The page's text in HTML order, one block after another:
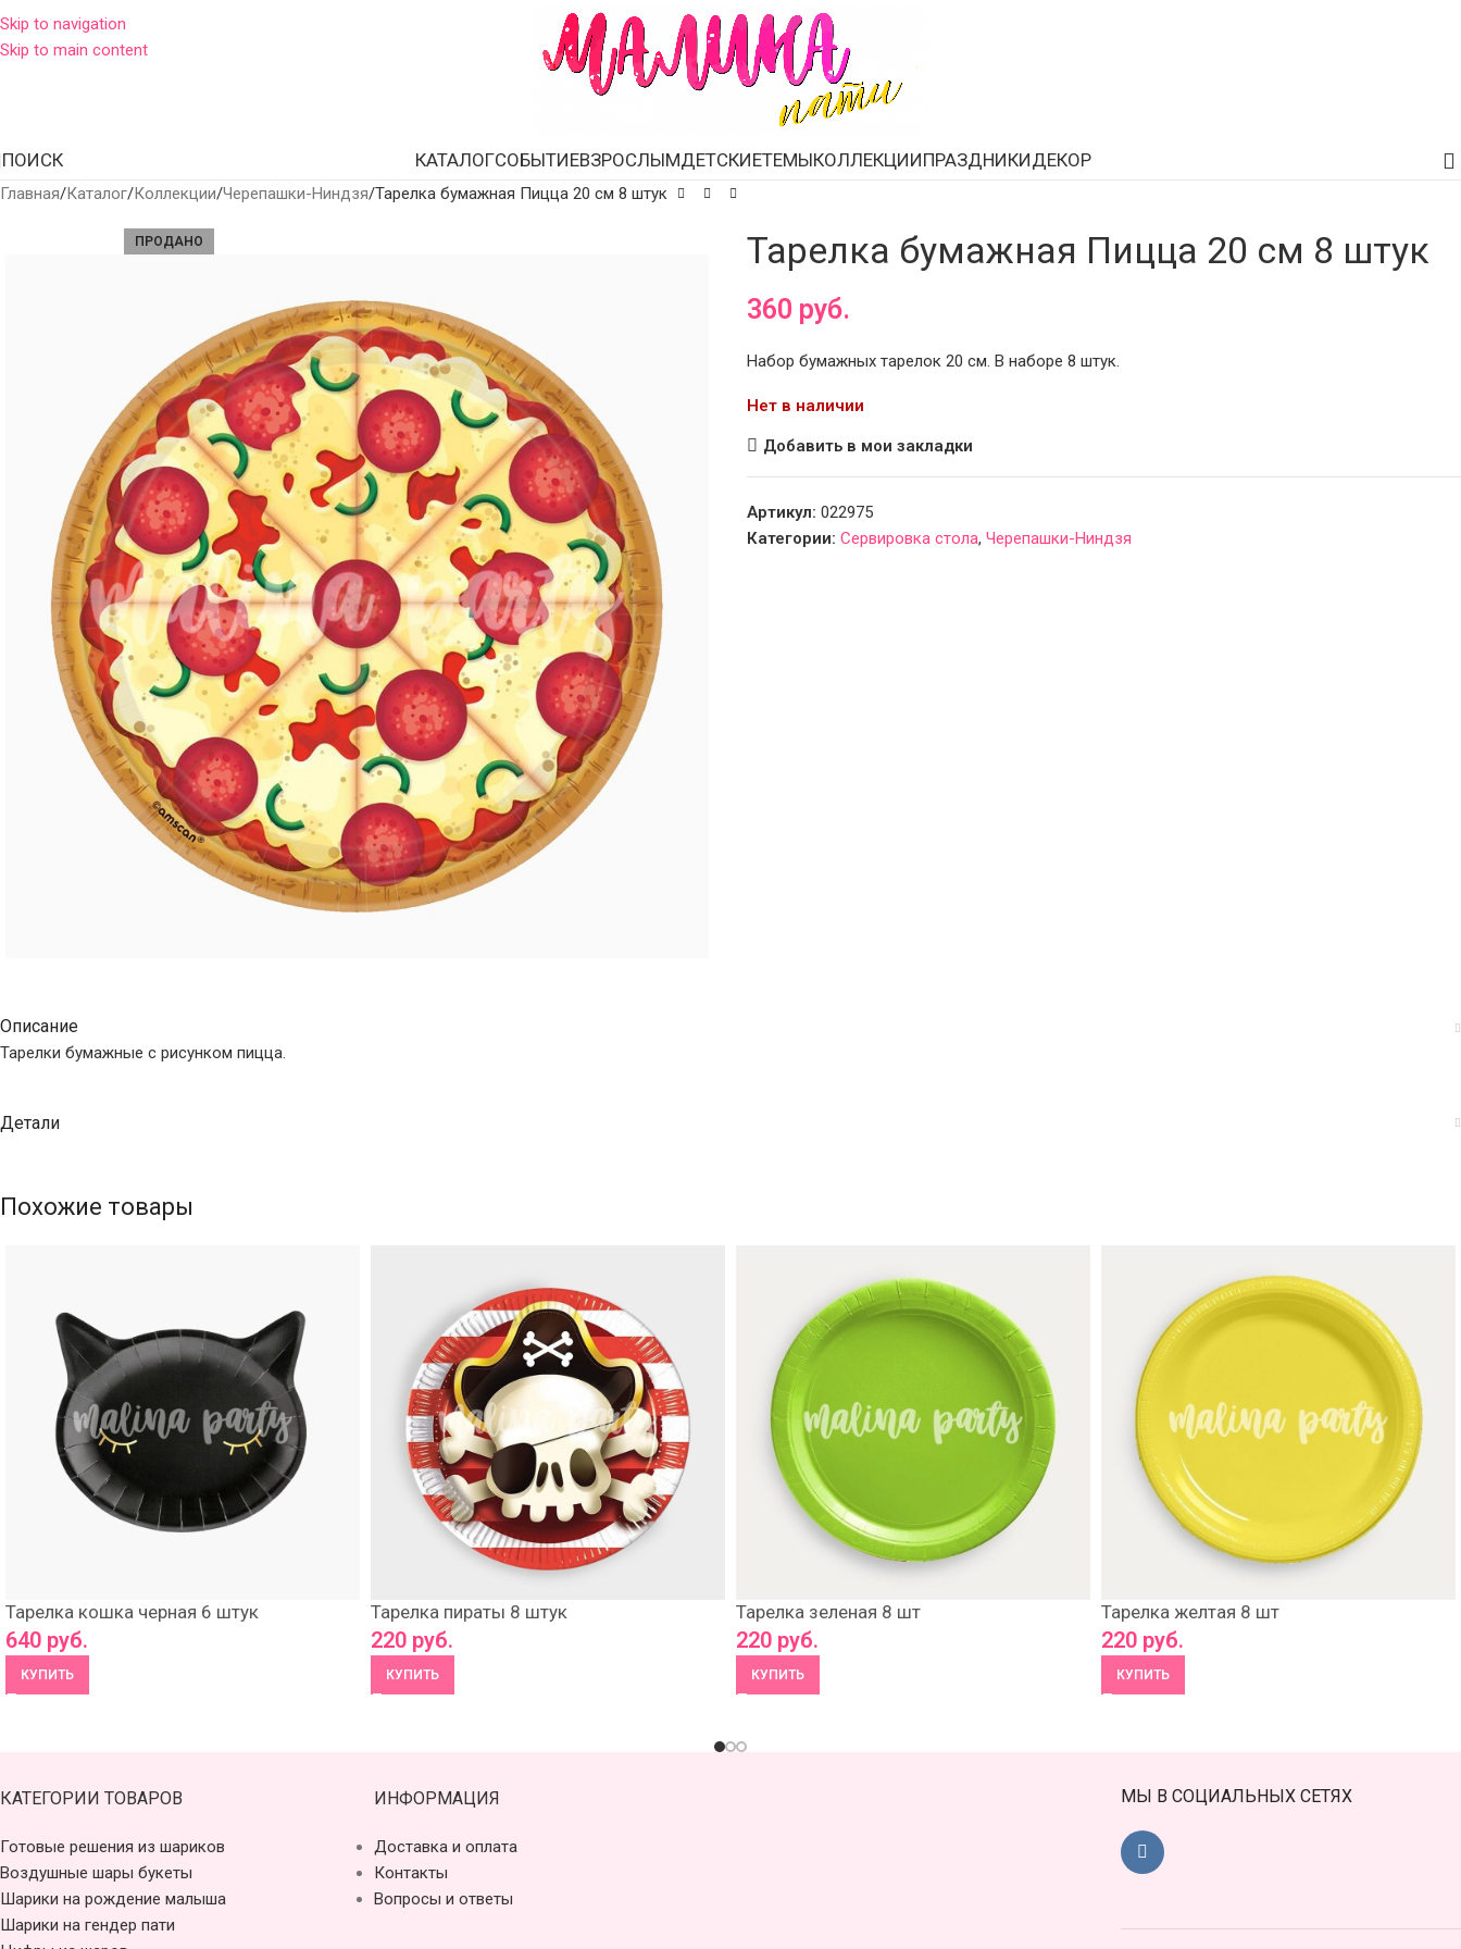
Skip to navigation
Skip to main content
ПОИСК КАТАЛОГСОБЫТИЕВЗРОСЛЫМДЕТСКИЕТЕМЫКОЛЛЕКЦИИПРАЗДНИКИДЕКОР
Главная Каталог Коллекции Черепашки-Ниндзя Тарелка бумажная Пицца 20 см 8 штук
ПРОДАНО Тарелка бумажная Пицца 20 см 8 штук
360 руб.
Набор бумажных тарелок 20 см. В наборе 8 штук.
Нет в наличии
Добавить в мои закладки
Артикул: 022975
Категории: Сервировка стола, Черепашки-Ниндзя
Описание
Тарелки бумажные с рисунком пицца.
Детали
Похожие товары
Тарелка кошка черная 6 штук
640 руб.
КУПИТЬ
Тарелка пираты 8 штук
220 руб.
КУПИТЬ
Тарелка зеленая 8 шт
220 руб.
КУПИТЬ
Тарелка желтая 8 шт
220 руб.
КУПИТЬ
КАТЕГОРИИ ТОВАРОВ
Готовые решения из шариков
Воздушные шары букеты
Шарики на рождение малыша
Шарики на гендер пати
ИНФОРМАЦИЯ
Доставка и оплата
Контакты
Вопросы и ответы
МЫ В СОЦИАЛЬНЫХ СЕТЯХ